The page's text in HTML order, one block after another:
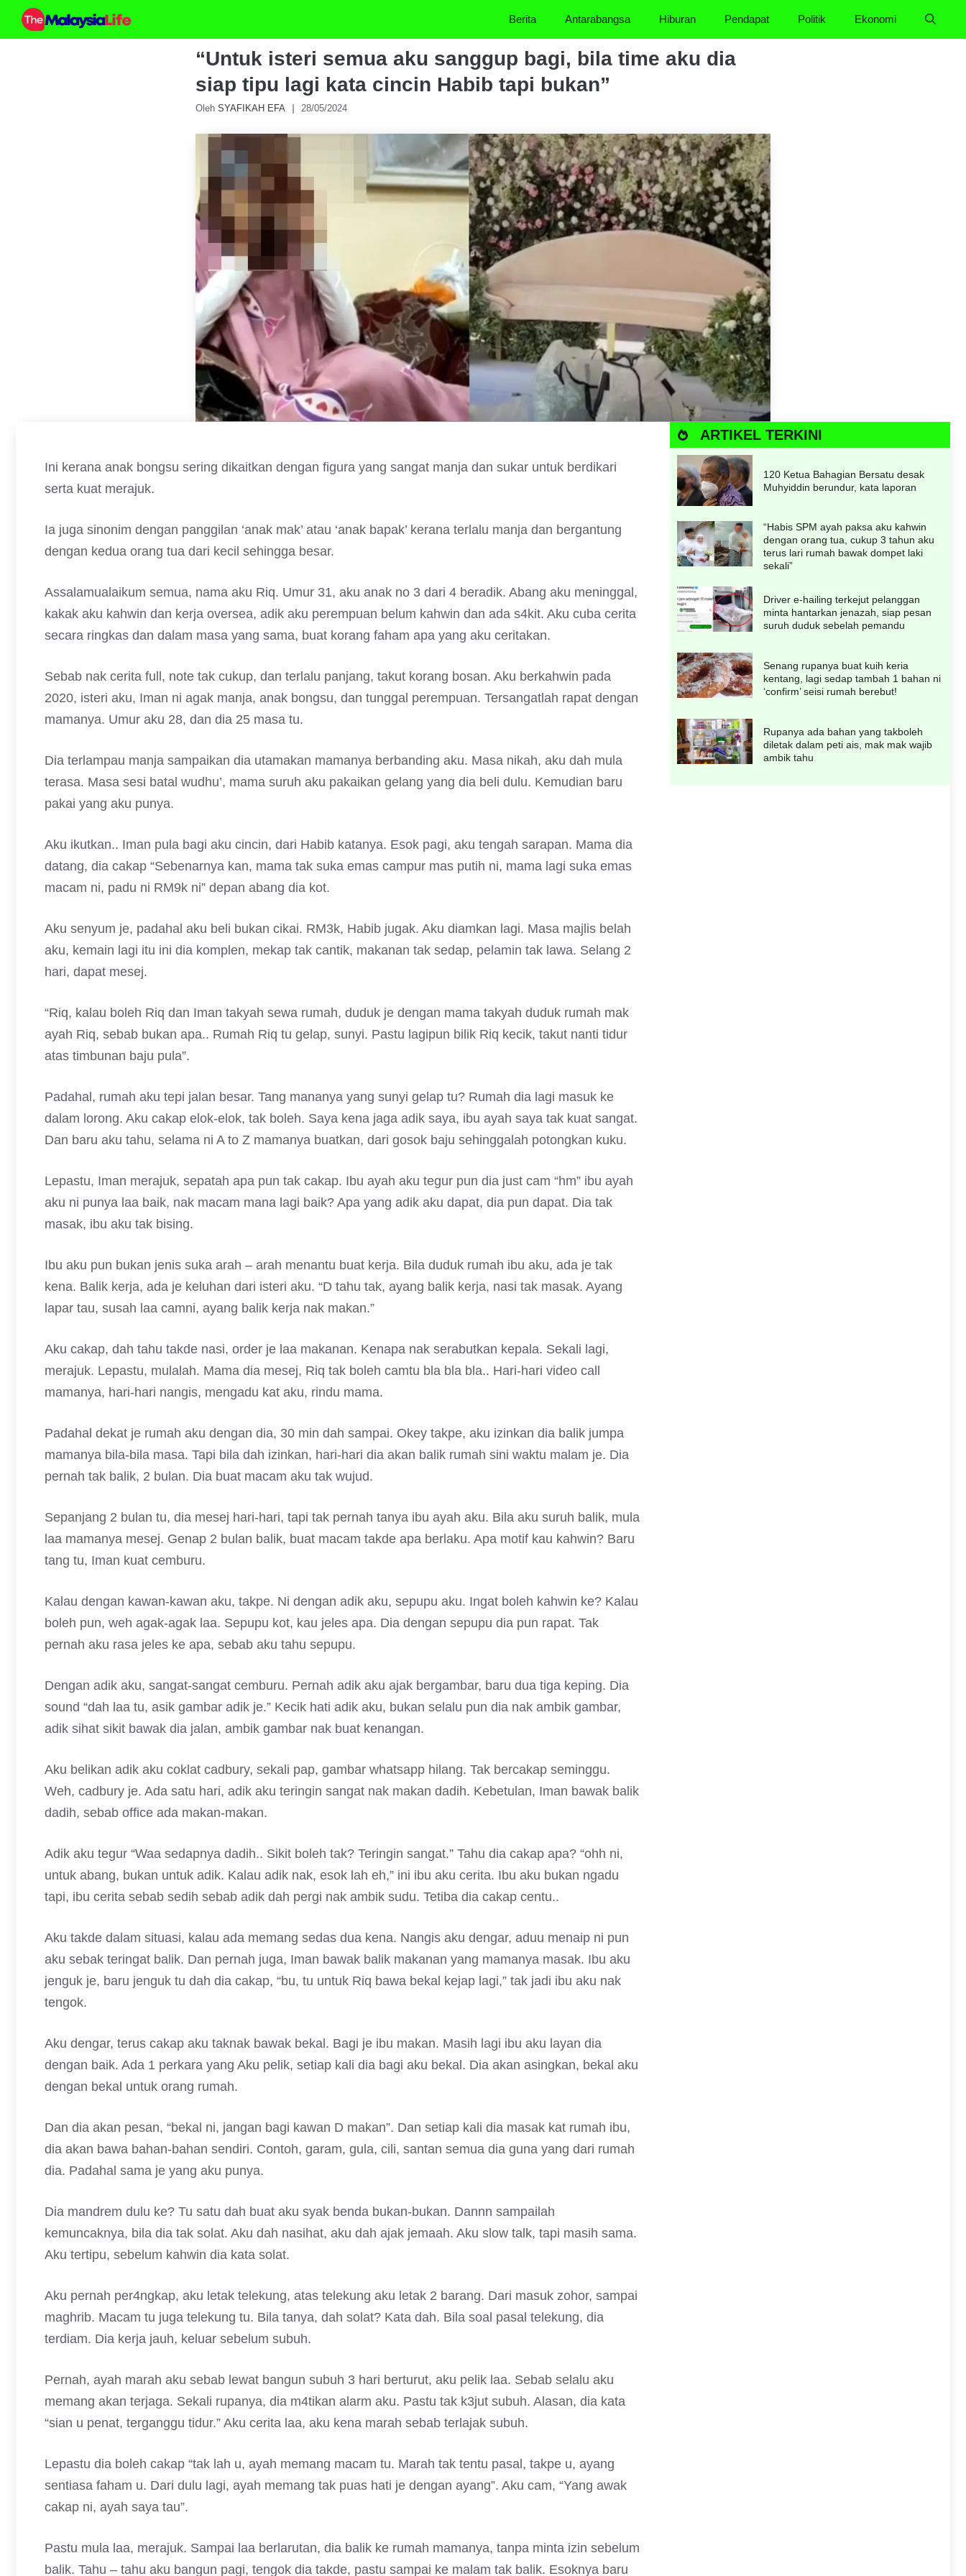
Skip
Berita Antarabangsa Hiburan Pendapat Politik Ekonomi
“Untuk isteri semua aku sanggup bagi, bila time aku dia
siap tipu lagi kata cincin Habib tapi bukan”
Oleh SYAFIKAH EFA 28/05/2024
Ini kerana anak bongsu sering dikaitkan dengan figura yang sangat manja dan sukar untuk berdikari
serta kuat merajuk.
Ia juga sinonim dengan panggilan ‘anak mak’ atau ‘anak bapak’ kerana terlalu manja dan bergantung
dengan kedua orang tua dari kecil sehingga besar.
Assalamualaikum semua, nama aku Riq. Umur 31, aku anak no 3 dari 4 beradik. Abang aku meninggal,
kakak aku kahwin dan kerja oversea, adik aku perempuan belum kahwin dan ada s4kit. Aku cuba cerita
secara ringkas dan dalam masa yang sama, buat korang faham apa yang aku ceritakan.
Sebab nak cerita full, note tak cukup, dan terlalu panjang, takut korang bosan. Aku berkahwin pada
2020, isteri aku, Iman ni agak manja, anak bongsu, dan tunggal perempuan. Tersangatlah rapat dengan
mamanya. Umur aku 28, dan dia 25 masa tu.
Dia terlampau manja sampaikan dia utamakan mamanya berbanding aku. Masa nikah, aku dah mula
terasa. Masa sesi batal wudhu’, mama suruh aku pakaikan gelang yang dia beli dulu. Kemudian baru
pakai yang aku punya.
Aku ikutkan.. Iman pula bagi aku cincin, dari Habib katanya. Esok pagi, aku tengah sarapan. Mama dia
datang, dia cakap “Sebenarnya kan, mama tak suka emas campur mas putih ni, mama lagi suka emas
macam ni, padu ni RM9k ni” depan abang dia kot.
Aku senyum je, padahal aku beli bukan cikai. RM3k, Habib jugak. Aku diamkan lagi. Masa majlis belah
aku, kemain lagi itu ini dia komplen, mekap tak cantik, makanan tak sedap, pelamin tak lawa. Selang 2
hari, dapat mesej.
“Riq, kalau boleh Riq dan Iman takyah sewa rumah, duduk je dengan mama takyah duduk rumah mak
ayah Riq, sebab bukan apa.. Rumah Riq tu gelap, sunyi. Pastu lagipun bilik Riq kecik, takut nanti tidur
atas timbunan baju pula”.
Padahal, rumah aku tepi jalan besar. Tang mananya yang sunyi gelap tu? Rumah dia lagi masuk ke
dalam lorong. Aku cakap elok-elok, tak boleh. Saya kena jaga adik saya, ibu ayah saya tak kuat sangat.
Dan baru aku tahu, selama ni A to Z mamanya buatkan, dari gosok baju sehinggalah potongkan kuku.
Lepastu, Iman merajuk, sepatah apa pun tak cakap. Ibu ayah aku tegur pun dia just cam “hm” ibu ayah
aku ni punya laa baik, nak macam mana lagi baik? Apa yang adik aku dapat, dia pun dapat. Dia tak
masak, ibu aku tak bising.
Ibu aku pun bukan jenis suka arah – arah menantu buat kerja. Bila duduk rumah ibu aku, ada je tak
kena. Balik kerja, ada je keluhan dari isteri aku. “D tahu tak, ayang balik kerja, nasi tak masak. Ayang
lapar tau, susah laa camni, ayang balik kerja nak makan.”
Aku cakap, dah tahu takde nasi, order je laa makanan. Kenapa nak serabutkan kepala. Sekali lagi,
merajuk. Lepastu, mulalah. Mama dia mesej, Riq tak boleh camtu bla bla bla.. Hari-hari video call
mamanya, hari-hari nangis, mengadu kat aku, rindu mama.
Padahal dekat je rumah aku dengan dia, 30 min dah sampai. Okey takpe, aku izinkan dia balik jumpa
mamanya bila-bila masa. Tapi bila dah izinkan, hari-hari dia akan balik rumah sini waktu malam je. Dia
pernah tak balik, 2 bulan. Dia buat macam aku tak wujud.
Sepanjang 2 bulan tu, dia mesej hari-hari, tapi tak pernah tanya ibu ayah aku. Bila aku suruh balik, mula
laa mamanya mesej. Genap 2 bulan balik, buat macam takde apa berlaku. Apa motif kau kahwin? Baru
tang tu, Iman kuat cemburu.
Kalau dengan kawan-kawan aku, takpe. Ni dengan adik aku, sepupu aku. Ingat boleh kahwin ke? Kalau
boleh pun, weh agak-agak laa. Sepupu kot, kau jeles apa. Dia dengan sepupu dia pun rapat. Tak
pernah aku rasa jeles ke apa, sebab aku tahu sepupu.
Dengan adik aku, sangat-sangat cemburu. Pernah adik aku ajak bergambar, baru dua tiga keping. Dia
sound “dah laa tu, asik gambar adik je.” Kecik hati adik aku, bukan selalu pun dia nak ambik gambar,
adik sihat sikit bawak dia jalan, ambik gambar nak buat kenangan.
Aku belikan adik aku coklat cadbury, sekali pap, gambar whatsapp hilang. Tak bercakap seminggu.
Weh, cadbury je. Ada satu hari, adik aku teringin sangat nak makan dadih. Kebetulan, Iman bawak balik
dadih, sebab office ada makan-makan.
Adik aku tegur “Waa sedapnya dadih.. Sikit boleh tak? Teringin sangat.” Tahu dia cakap apa? “ohh ni,
untuk abang, bukan untuk adik. Kalau adik nak, esok lah eh,” ini ibu aku cerita. Ibu aku bukan ngadu
tapi, ibu cerita sebab sedih sebab adik dah pergi nak ambik sudu. Tetiba dia cakap centu..
Aku takde dalam situasi, kalau ada memang sedas dua kena. Nangis aku dengar, aduu menaip ni pun
aku sebak teringat balik. Dan pernah juga, Iman bawak balik makanan yang mamanya masak. Ibu aku
jenguk je, baru jenguk tu dah dia cakap, “bu, tu untuk Riq bawa bekal kejap lagi,” tak jadi ibu aku nak
tengok.
Aku dengar, terus cakap aku taknak bawak bekal. Bagi je ibu makan. Masih lagi ibu aku layan dia
dengan baik. Ada 1 perkara yang Aku pelik, setiap kali dia bagi aku bekal. Dia akan asingkan, bekal aku
dengan bekal untuk orang rumah.
Dan dia akan pesan, “bekal ni, jangan bagi kawan D makan”. Dan setiap kali dia masak kat rumah ibu,
dia akan bawa bahan-bahan sendiri. Contoh, garam, gula, cili, santan semua dia guna yang dari rumah
dia. Padahal sama je yang aku punya.
Dia mandrem dulu ke? Tu satu dah buat aku syak benda bukan-bukan. Dannn sampailah
kemuncaknya, bila dia tak solat. Aku dah nasihat, aku dah ajak jemaah. Aku slow talk, tapi masih sama.
Aku tertipu, sebelum kahwin dia kata solat.
Aku pernah per4ngkap, aku letak telekung, atas telekung aku letak 2 barang. Dari masuk zohor, sampai
maghrib. Macam tu juga telekung tu. Bila tanya, dah solat? Kata dah. Bila soal pasal telekung, dia
terdiam. Dia kerja jauh, keluar sebelum subuh.
Pernah, ayah marah aku sebab lewat bangun subuh 3 hari berturut, aku pelik laa. Sebab selalu aku
memang akan terjaga. Sekali rupanya, dia m4tikan alarm aku. Pastu tak k3jut subuh. Alasan, dia kata
“sian u penat, terganggu tidur.” Aku cerita laa, aku kena marah sebab terlajak subuh.
Lepastu dia boleh cakap “tak lah u, ayah memang macam tu. Marah tak tentu pasal, takpe u, ayang
sentiasa faham u. Dari dulu lagi, ayah memang tak puas hati je dengan ayang”. Aku cam, “Yang awak
cakap ni, ayah saya tau”.
Pastu mula laa, merajuk. Sampai laa berlarutan, dia balik ke rumah mamanya, tanpa minta izin sebelum
balik. Tahu – tahu aku bangun pagi, tengok dia takde, pastu sampai ke malam tak balik. Esoknya baru
ARTIKEL TERKINI
120 Ketua Bahagian Bersatu desak
Muhyiddin berundur, kata laporan
“Habis SPM ayah paksa aku kahwin
dengan orang tua, cukup 3 tahun aku
terus lari rumah bawak dompet laki
sekali”
Driver e-hailing terkejut pelanggan
minta hantarkan jenazah, siap pesan
suruh duduk sebelah pemandu
Senang rupanya buat kuih keria
kentang, lagi sedap tambah 1 bahan ni
‘confirm’ seisi rumah berebut!
Rupanya ada bahan yang takboleh
diletak dalam peti ais, mak mak wajib
ambik tahu